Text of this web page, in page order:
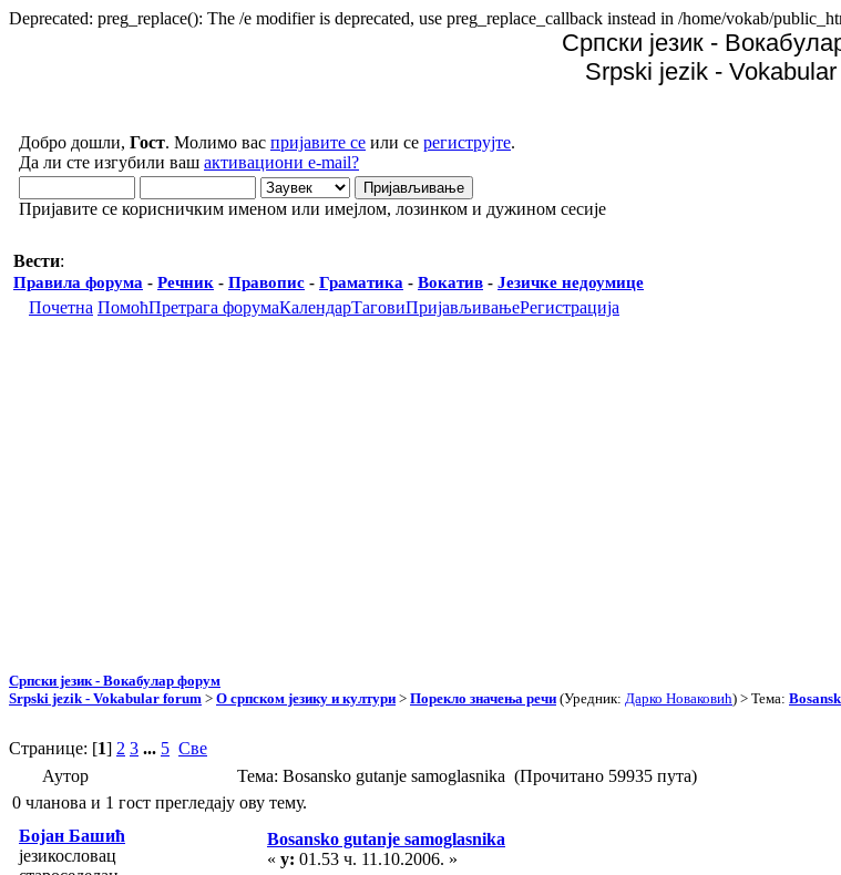
Deprecated: preg_replace(): The /e modifier is deprecated, use preg_replace_callback instead in /home/vokab/
Српски језик -
Srpski jezik -
Добро дошли, Гост. Молимо вас пријавите се или се региструјте.
Да ли сте изгубили ваш активациони e-mail?
Пријавите се корисничким именом или имејлом, лозинком и дужином сесије
Вести:
Правила форума - Речник - Правопис - Граматика - Вокатив - Језичке недоумице
Почетна ПомоћПретрага форумаКалендарТаговиПријављивањеРегистрација
Српски језик - Вокабулар форум
Srpski jezik - Vokabular forum > О српском језику и култури > Порекло значења речи (Уредник: Дарко Новаковић) > Тема:
Странице: [1] 2 3 ... 5 Све
Аутор
Тема: Bosansko gutanje samoglasnika (Прочитано 59935 пута)
0 чланова и 1 гост прегледају ову тему.
Бојан Башић
језикословац
Bosansko gutanje samoglasnika
« у: 01.53 ч. 11.10.2006. »